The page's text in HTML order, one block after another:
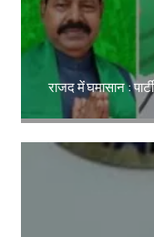
राजद में घमासान :
Amit Lekh